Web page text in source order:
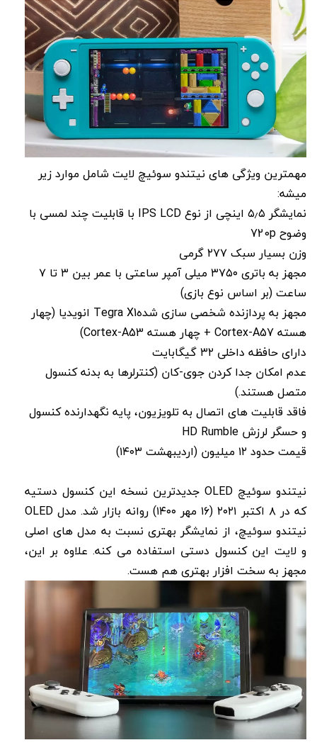
مهمترین ویژگی های نیتندو سوئیچ لایت شامل موارد زیر
میشه:
نمایشگر ۵٫۵ اینچی از نوع IPS LCD با قابلیت چند لمسی با
وضوح 720p
وزن بسیار سبک ۲۷۷ گرمی
مجهز به باتری ۳۷۵۰ میلی آمپر ساعتی با عمر بین ۳ تا ۷
ساعت (بر اساس نوع بازی)
مجهز به پردازنده شخصی سازی شدهTegra X1 انویدیا (چهار
هسته Cortex-A57 + چهار هسته Cortex-A53)
دارای حافظه داخلی ۳۲ گیگابایت
عدم امکان جدا کردن جوی-کان (کنترلرها به بدنه کنسول
متصل هستند.)
فاقد قابلیت های اتصال به تلویزیون، پایه نگهدارنده کنسول
و حسگر لرزش HD Rumble
قیمت حدود ۱۲ میلیون (اردیبهشت ۱۴۰۳)
نیتندو سوئیچ OLED جدیدترین نسخه این کنسول دستیه
که در ۸ اکتبر ۲۰۲۱ (۱۶ مهر ۱۴۰۰) روانه بازار شد. مدل OLED
نیتندو سوئیچ، از نمایشگر بهتری نسبت به مدل های اصلی
و لایت این کنسول دستی استفاده می کنه. علاوه بر این،
مجهز به سخت افزار بهتری هم هست.